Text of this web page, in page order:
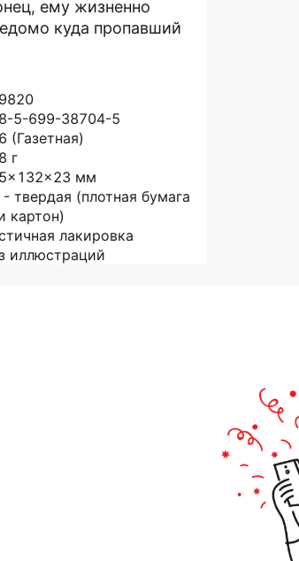
ему жизненно
куда пропавший
5-699-38704-5
(Газетная)
г
мм
твердая (плотная бумага
картон)
лакировка
иллюстраций